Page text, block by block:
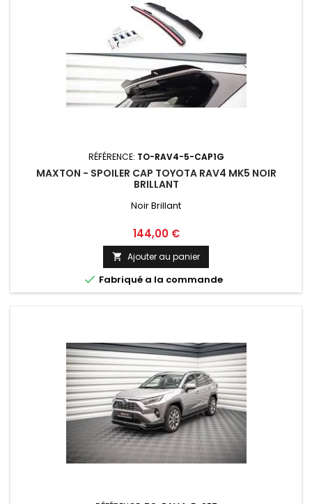
RÉFÉRENCE: TO-RAV4-5-CAP1G
MAXTON - SPOILER CAP TOYOTA RAV4 MK5 NOIR
BRILLANT
Noir Brillant
Prix
144,00 €
 Ajouter au panier
 Fabriqué a la commande